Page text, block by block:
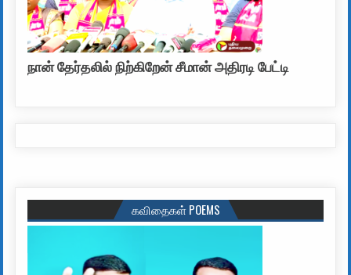
நான் தேர்தலில் நிற்கிறேன் சீமான் அதிரடி பேட்டி
கவிதைகள் POEMS